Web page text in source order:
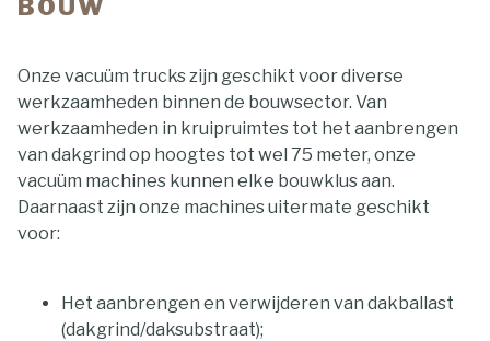
BOUW
Onze vacuüm trucks zijn geschikt voor diverse
werkzaamheden binnen de bouwsector. Van
werkzaamheden in kruipruimtes tot het aanbrengen
van dakgrind op hoogtes tot wel 75 meter, onze
vacuüm machines kunnen elke bouwklus aan.
Daarnaast zijn onze machines uitermate geschikt
voor:
Het aanbrengen en verwijderen van dakballast
(dakgrind/daksubstraat);